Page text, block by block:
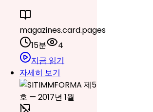
magazines.card.pages
15분
4
지금 읽기
자세히 보기